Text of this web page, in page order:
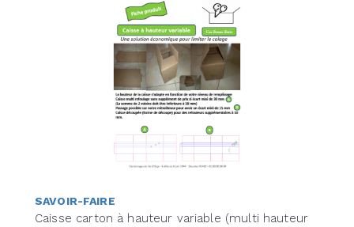
SAVOIR-FAIRE
Caisse carton à hauteur variable (multi hauteur